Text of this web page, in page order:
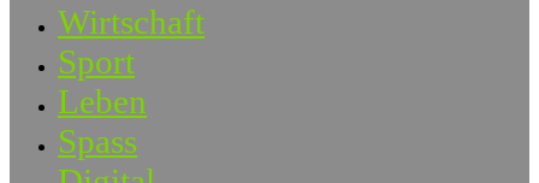
Wirtschaft
Sport
Leben
Spass